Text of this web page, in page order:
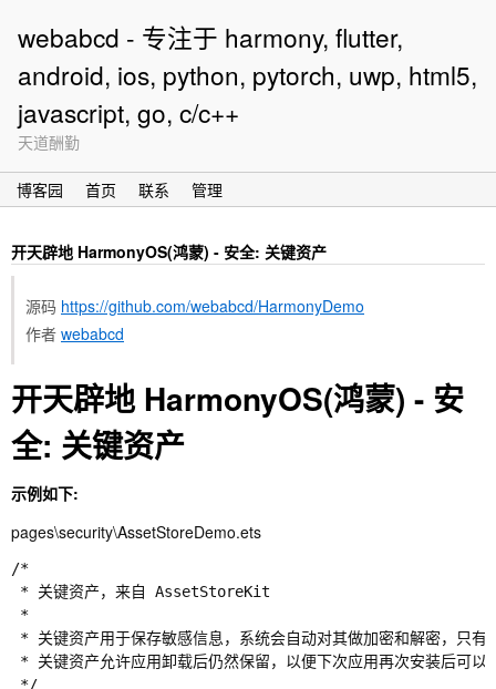
webabcd - 专注于 harmony, flutter,
android, ios, python, pytorch, uwp, html5,
javascript, go, c/c++
天道酬勤
博客园 首页 联系 管理
开天辟地 HarmonyOS(鸿蒙) - 安全: 关键资产
源码 https://github.com/webabcd/HarmonyDemo
作者 webabcd
开天辟地 HarmonyOS(鸿蒙) - 安
全: 关键资产
示例如下:
pages\security\AssetStoreDemo.ets
/*
* 关键资产，来自 AssetStoreKit
*
* 关键资产用于保存敏感信息，系统会自动对其做加密和解密，只有
* 关键资产允许应用卸载后仍然保留，以便下次应用再次安装后可以
*/